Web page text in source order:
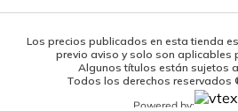
Los precios publicados en esta tienda
previo aviso y solo son aplicables
Algunos títulos están sujetos
Todos los derechos reservados
Powered by: